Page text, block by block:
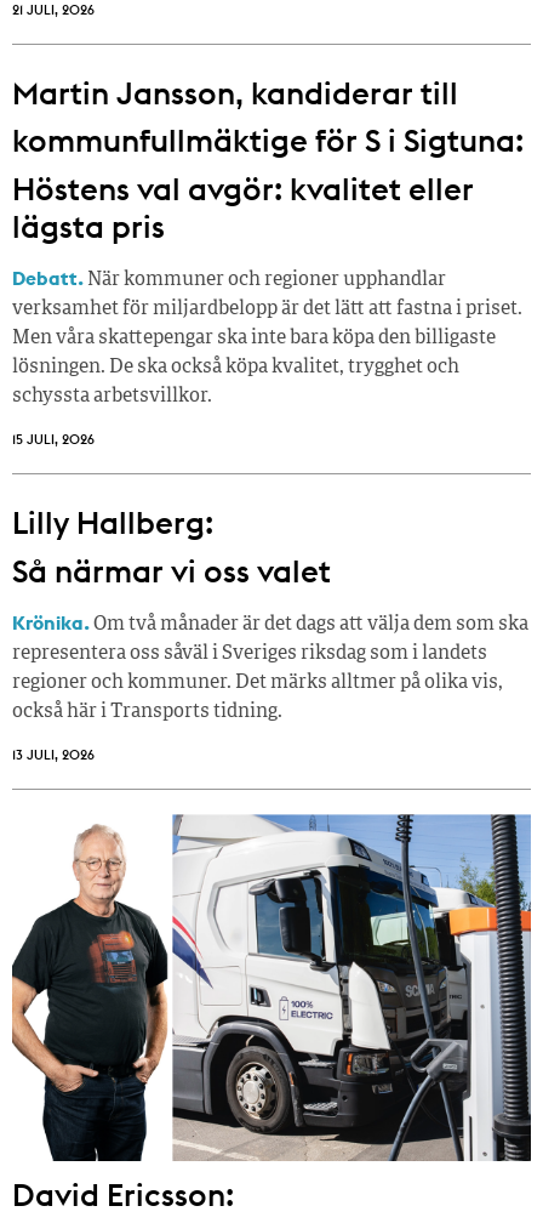
21 JULI, 2026
Martin Jansson, kandiderar till
kommunfullmäktige för S i Sigtuna:
Höstens val avgör: kvalitet eller
lägsta pris
Debatt. När kommuner och regioner upphandlar
verksamhet för miljardbelopp är det lätt att fastna i priset.
Men våra skattepengar ska inte bara köpa den billigaste
lösningen. De ska också köpa kvalitet, trygghet och
schyssta arbetsvillkor.
15 JULI, 2026
Lilly Hallberg:
Så närmar vi oss valet
Krönika.Om två månader är det dags att välja dem som ska
representera oss såväl i Sveriges riksdag som i landets
regioner och kommuner. Det märks alltmer på olika vis,
också här i Transports tidning.
13 JULI, 2026
David Ericsson: